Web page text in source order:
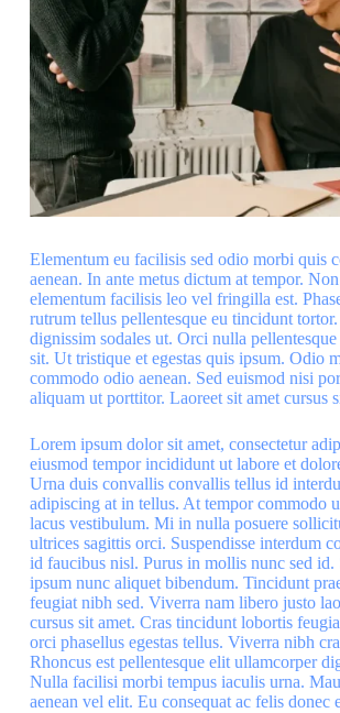
Elementum eu facilisis sed odio morbi quis
aenean. In ante metus dictum at tempor.
elementum facilisis leo vel fringilla est.
rutrum tellus pellentesque eu tincidunt
dignissim sodales ut. Orci nulla
sit. Ut tristique et egestas quis ipsum. Odio
commodo odio aenean. Sed euismod nisi
aliquam ut porttitor. Laoreet sit amet cursus
Lorem ipsum dolor sit amet, consectetur
eiusmod tempor incididunt ut labore et
Urna duis convallis convallis tellus id
adipiscing at in tellus. At tempor commodo
lacus vestibulum. Mi in nulla posuere
ultrices sagittis orci. Suspendisse interdum
id faucibus nisl. Purus in mollis nunc sed id.
ipsum nunc aliquet bibendum. Tincidunt
feugiat nibh sed. Viverra nam libero justo
cursus sit amet. Cras tincidunt lobortis
orci phasellus egestas tellus. Viverra nibh
Rhoncus est pellentesque elit ullamcorper
Nulla facilisi morbi tempus iaculis urna.
aenean vel elit. Eu consequat ac felis donec